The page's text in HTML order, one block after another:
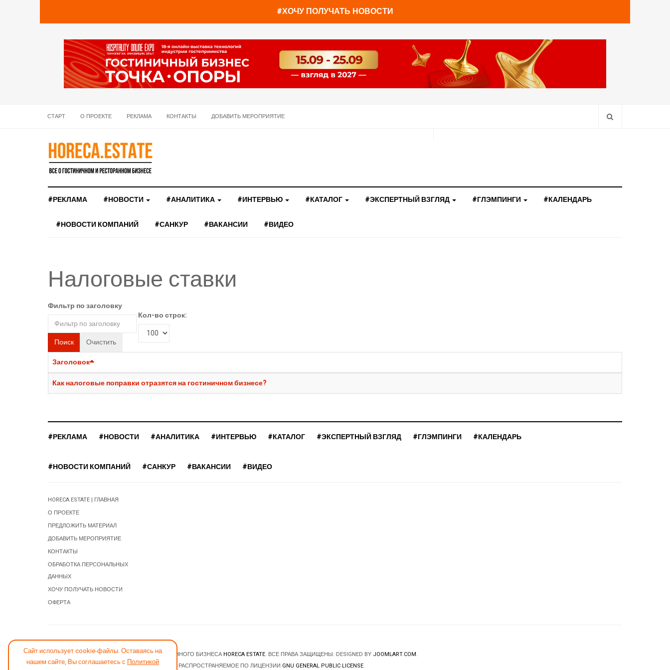
#ХОЧУ ПОЛУЧАТЬ НОВОСТИ
СТАРТ О ПРОЕКТЕ РЕКЛАМА КОНТАКТЫ ДОБАВИТЬ МЕРОПРИЯТИЕ
#РЕКЛАМА #НОВОСТИ #АНАЛИТИКА #ИНТЕРВЬЮ #КАТАЛОГ #ЭКСПЕРТНЫЙ ВЗГЛЯД #ГЛЭМПИНГИ #КАЛЕНДАРЬ
#НОВОСТИ КОМПАНИЙ #САНКУР #ВАКАНСИИ #ВИДЕО
Налоговые ставки
Фильтр по заголовку
Поиск Очистить
Кол-во строк:
Заголовок
Как налоговые поправки отразятся на гостиничном бизнесе?
Сайт использует cookie-файлы. Оставаясь на
нашем сайте, Вы соглашаетесь с Политикой
#РЕКЛАМА #НОВОСТИ #АНАЛИТИКА #ИНТЕРВЬЮ #КАТАЛОГ #ЭКСПЕРТНЫЙ ВЗГЛЯД #ГЛЭМПИНГИ #КАЛЕНДАРЬ
#НОВОСТИ КОМПАНИЙ #САНКУР #ВАКАНСИИ #ВИДЕО
HORECA ESTATE | ГЛАВНАЯ
О ПРОЕКТЕ
ПРЕДЛОЖИТЬ МАТЕРИАЛ
ДОБАВИТЬ МЕРОПРИЯТИЕ
КОНТАКТЫ
ОБРАБОТКА ПЕРСОНАЛЬНЫХ
ДАННЫХ
ХОЧУ ПОЛУЧАТЬ НОВОСТИ
ОФЕРТА
© 2026 НОВОСТИ ГОСТИНИЧНОГО И РЕСТОРАННОГО БИЗНЕСА HORECA ESTATE. ВСЕ ПРАВА ЗАЩИЩЕНЫ. DESIGNED BY JOOMLART.COM.
JOOMLA! CMS- ПРОГРАММНОЕ ОБЕСПЕЧЕНИЕ, РАСПРОСТРАНЯЕМОЕ ПО ЛИЦЕНЗИИ GNU GENERAL PUBLIC LICENSE.